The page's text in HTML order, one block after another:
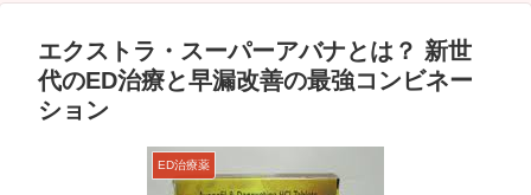
エクストラ・スーパーアバナとは？ 新世
代のED治療と早漏改善の最強コンビネー
ション
ED治療薬